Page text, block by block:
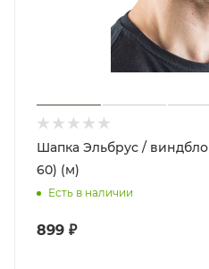
Шапка Эльбрус /
60) (м)
Есть в наличии
899 ₽